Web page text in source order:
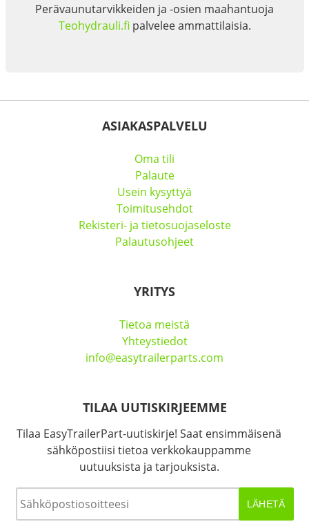
Perävaunutarvikkeiden ja -osien maahantuoja
Teohydrauli.fi palvelee ammattilaisia.
ASIAKASPALVELU
Oma tili
Palaute
Usein kysyttyä
Toimitusehdot
Rekisteri- ja tietosuojaseloste
Palautusohjeet
YRITYS
Tietoa meistä
Yhteystiedot
info@easytrailerparts.com
TILAA UUTISKIRJEEMME
Tilaa EasyTrailerPart-uutiskirje! Saat ensimmäisenä
sähköpostiisi tietoa verkkokauppamme
uutuuksista ja tarjouksista.